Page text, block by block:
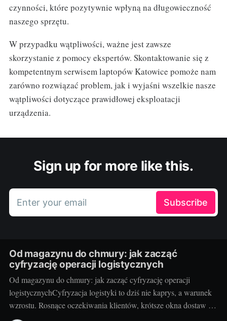
czynności, które pozytywnie wpłyną na długowieczność
naszego sprzętu.
W przypadku wątpliwości, ważne jest zawsze
skorzystanie z pomocy ekspertów. Skontaktowanie się z
kompetentnym serwisem laptopów Katowice pomoże nam
zarówno rozwiązać problem, jak i wyjaśni wszelkie nasze
wątpliwości dotyczące prawidłowej eksploatacji
urządzenia.
Sign up for more like this.
Enter your email Subscribe
Od magazynu do chmury: jak zacząć
cyfryzację operacji logistycznych
Od magazynu do chmury: jak zacząć cyfryzację operacji
logistycznychCyfryzacja logistyki to dziś nie kaprys, a warunek
wzrostu. Rosnące oczekiwania klientów, krótsze okna dostaw i
presja kosztowa sprawiają, że od pudeł i palet przechodzimy do